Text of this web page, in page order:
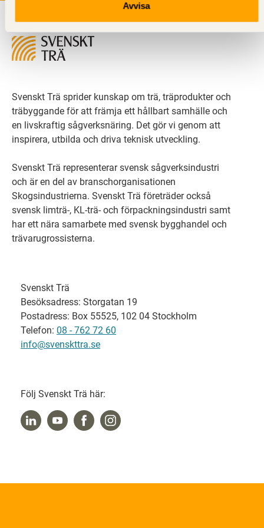
Avvisa
Svenskt Trä sprider kunskap om trä, träprodukter och
träbyggande för att främja ett hållbart samhälle och
en livskraftig sågverksnäring. Det gör vi genom att
inspirera, utbilda och driva teknisk utveckling.
Svenskt Trä representerar svensk sågverksindustri
och är en del av branschorganisationen
Skogsindustrierna. Svenskt Trä företräder också
svensk limträ-, KL-trä- och förpackningsindustri samt
har ett nära samarbete med svensk bygghandel och
trävarugrossisterna.
Svenskt Trä
Besöksadress: Storgatan 19
Postadress: Box 55525, 102 04 Stockholm
Telefon: 08 - 762 72 60
info@svenskttra.se
Följ Svenskt Trä här: